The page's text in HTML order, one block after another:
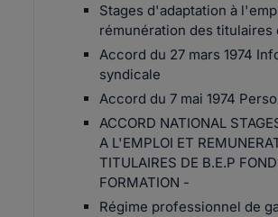
Stages d'adaptation à
Accord du 27 mars 1974
syndicale
Accord du 7 mai 1974
ACCORD NATIONAL STAGES D'ADAPTATION
A L'EMPLOI ET
TITULAIRES DE B.E.P FONDS D'ASSURANCE
FORMATION -
Régime professionnel de